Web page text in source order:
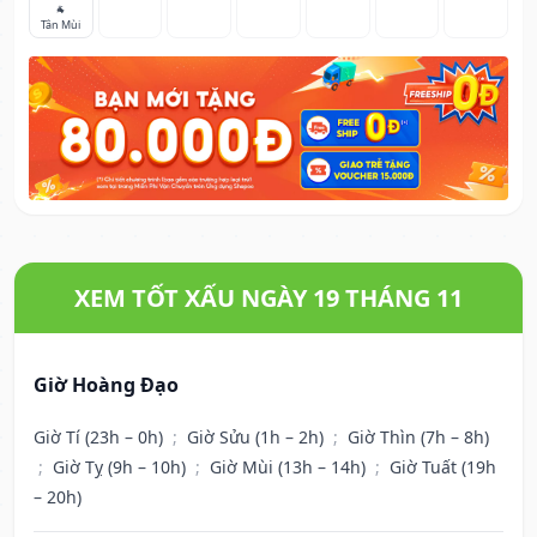
🐐
Tân Mùi
XEM TỐT XẤU NGÀY 19 THÁNG 11
Giờ Hoàng Đạo
Giờ Tí (23h – 0h) ; Giờ Sửu (1h – 2h) ; Giờ Thìn (7h – 8h)
; Giờ Tỵ (9h – 10h) ; Giờ Mùi (13h – 14h) ; Giờ Tuất (19h
– 20h)